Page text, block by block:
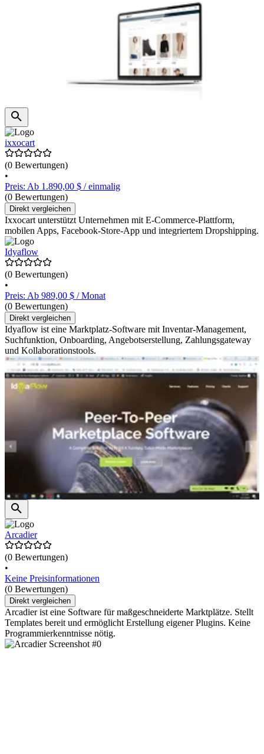
ixxocart
(0 Bewertungen)
•
Preis: Ab 1.890,00 $ / einmalig
(0 Bewertungen)
Direkt vergleichen
Ixxocart unterstützt Unternehmen mit E-Commerce-Plattform,
mobilen Apps, Facebook-Store-App und integriertem Dropshipping.
Idyaflow
(0 Bewertungen)
•
Preis: Ab 989,00 $ / Monat
(0 Bewertungen)
Direkt vergleichen
Idyaflow ist eine Marktplatz-Software mit Inventar-Management,
Suchfunktion, Onboarding, Angebotserstellung, Zahlungsgateway
und Kollaborationstools.
Arcadier
(0 Bewertungen)
•
Keine Preisinformationen
(0 Bewertungen)
Direkt vergleichen
Arcadier ist eine Software für maßgeschneiderte Marktplätze. Stellt
Templates bereit und ermöglicht Erstellung eigener Plugins. Keine
Programmierkenntnisse nötig.